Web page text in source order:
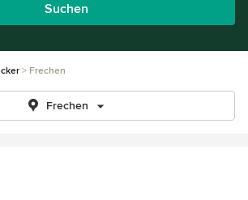
Suchen
Frechen
Frechen